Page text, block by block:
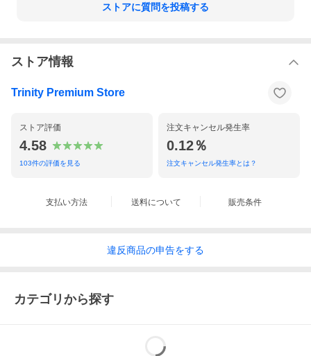
ストアに質問を投稿する
ストア情報
Trinity Premium Store
ストア評価
4.58
103件の評価を見る
注文キャンセル発生率
0.12％
注文キャンセル発生率とは？
支払い方法 送料について 販売条件
違反商品の申告をする
カテゴリから探す